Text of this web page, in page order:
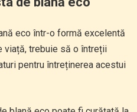
eco într-o formă excelentă
viață, trebuie să o întreții
pentru întreținerea acestui